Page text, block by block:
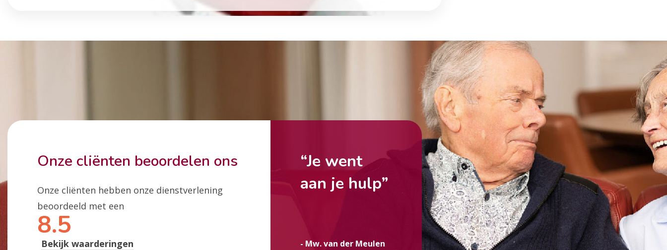
Onze cliënten beoordelen ons
Onze cliënten hebben onze dienstverlening
beoordeeld met een
8.5
Bekijk waarderingen
“Je went
aan je hulp”
- Mw. van der Meulen